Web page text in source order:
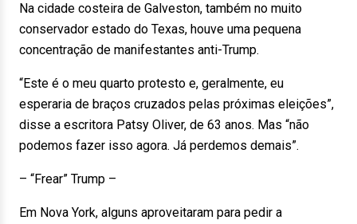
Na cidade costeira de Galveston, também no muito
conservador estado do Texas, houve uma pequena
concentração de manifestantes anti-Trump.
“Este é o meu quarto protesto e, geralmente, eu
esperaria de braços cruzados pelas próximas eleições”,
disse a escritora Patsy Oliver, de 63 anos. Mas “não
podemos fazer isso agora. Já perdemos demais”.
– “Frear” Trump –
Em Nova York, alguns aproveitaram para pedir a